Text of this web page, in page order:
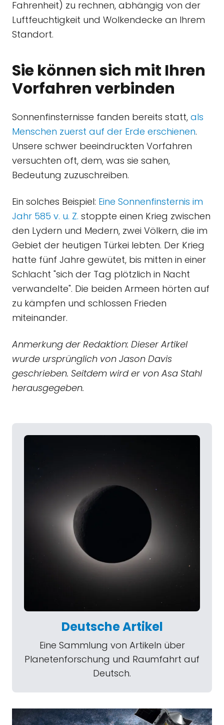
Fahrenheit) zu rechnen, abhängig von der
Luftfeuchtigkeit und Wolkendecke an Ihrem
Standort.
Sie können sich mit Ihren
Vorfahren verbinden
Sonnenfinsternisse fanden bereits statt, als
Menschen zuerst auf der Erde erschienen.
Unsere schwer beeindruckten Vorfahren
versuchten oft, dem, was sie sahen,
Bedeutung zuzuschreiben.
Ein solches Beispiel: Eine Sonnenfinsternis im
Jahr 585 v. u. Z. stoppte einen Krieg zwischen
den Lydern und Medern, zwei Völkern, die im
Gebiet der heutigen Türkei lebten. Der Krieg
hatte fünf Jahre gewütet, bis mitten in einer
Schlacht "sich der Tag plötzlich in Nacht
verwandelte". Die beiden Armeen hörten auf
zu kämpfen und schlossen Frieden
miteinander.
Anmerkung der Redaktion: Dieser Artikel
wurde ursprünglich von Jason Davis
geschrieben. Seitdem wird er von Asa Stahl
herausgegeben.
Deutsche Artikel
Eine Sammlung von Artikeln über
Planetenforschung und Raumfahrt auf
Deutsch.